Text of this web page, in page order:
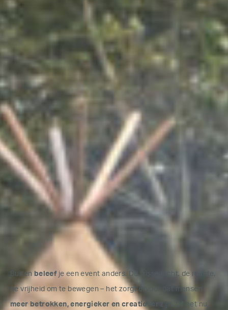
Buiten beleefje een event anders. De frisse lucht, de ruimte,
de vrijheid om te bewegen – het zorgt ervoor dat mensen
meer betrokken, energieker en creatiever zijn. Of het nu